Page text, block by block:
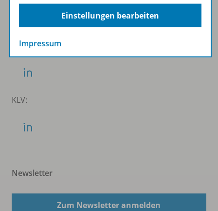
WSS:
KLV:
Newsletter
Zum Newsletter anmelden
Einstellungen bearbeiten
Impressum